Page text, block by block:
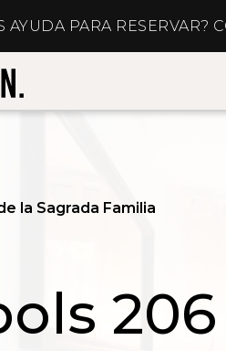
AYUDA PARA RESERVAR?
la Sagrada Familia
206